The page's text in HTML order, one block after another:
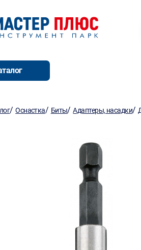
/Оснастка/ Биты/Адаптеры, насадки/